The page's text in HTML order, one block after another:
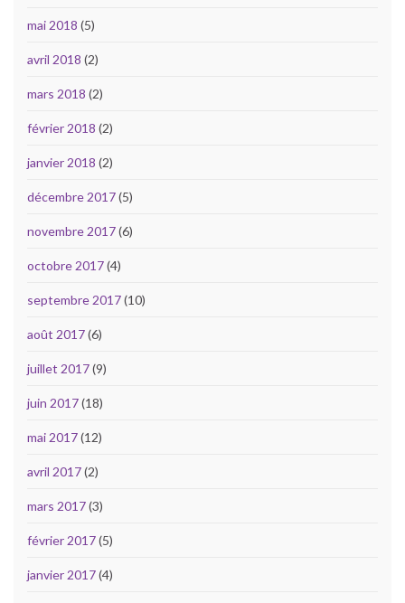
mai 2018 (5)
avril 2018 (2)
mars 2018 (2)
février 2018 (2)
janvier 2018 (2)
décembre 2017(5)
novembre 2017(6)
octobre 2017(4)
septembre 2017(10)
août 2017(6)
juillet 2017(9)
juin 2017(18)
mai 2017(12)
avril 2017(2)
mars 2017(3)
février 2017(5)
janvier 2017(4)